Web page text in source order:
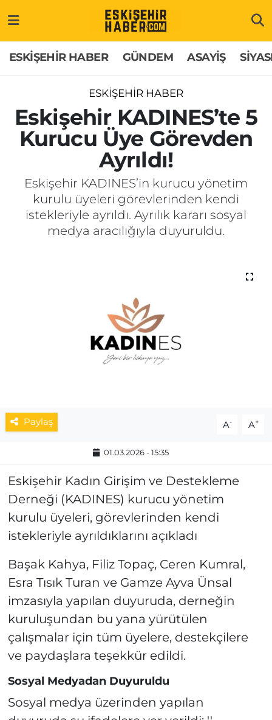
ESKİŞEHİR HABER GÜNDEM ASAYİŞ
ESKİŞEHİR HABER
Eskişehir KADINES’te 5
Kurucu Üye Görevden
Ayrıldı!
Eskişehir KADINES’in kurucu yönetim
kurulu üyeleri görevlerinden kendi
istekleriyle ayrıldı. Ayrılık kararı sosyal
medya aracılığıyla duyuruldu.
Paylaş A- A+
01.03.2026 - 15:35
Eskişehir Kadın Girişim ve Destekleme
Derneği (KADINES) kurucu yönetim
kurulu üyeleri, görevlerinden kendi
istekleriyle ayrıldıklarını açıkladı
Başak Kahya, Filiz Topaç, Ceren Kumral,
Esra Tısık Turan ve Gamze Ayva Ünsal
imzasıyla yapılan duyuruda, derneğin
kuruluşundan bu yana yürütülen
çalışmalar için tüm üyelere, destekçilere
ve paydaşlara teşekkür edildi.
Sosyal Medyadan Duyuruldu
Sosyal medya üzerinden yapılan
GÜNDEM
ASAYİŞ
SİYASET
SAĞLIK
EĞİTİM
ESKİŞEHİRSPOR
Hakkımızda
İletişim
Künye
Odunpazarı Trafik Yoğunluk Haritası
Süper Lig Puan Durumu ve Fikstür
Tüm Manşetler
Son Dakika Haberleri
Haber Arşivi